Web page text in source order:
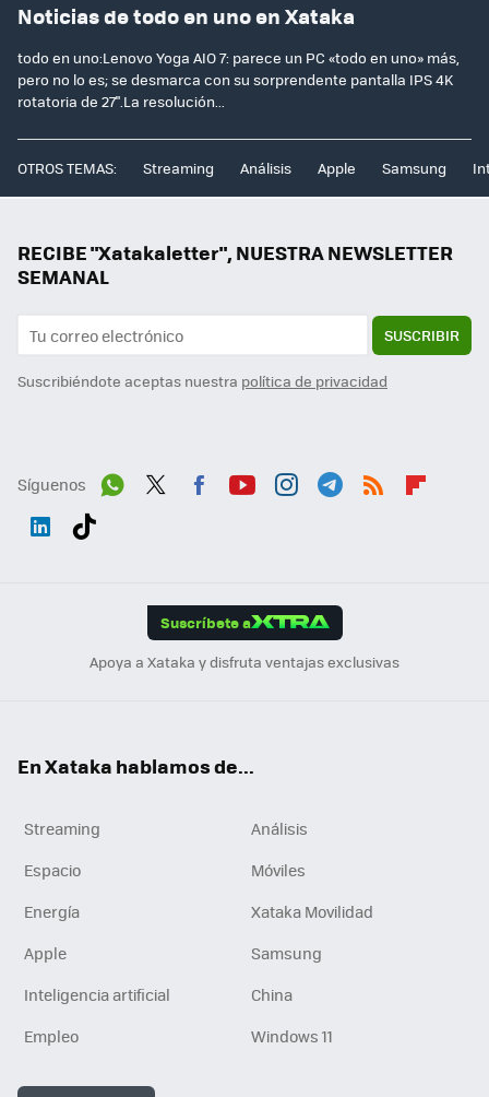
Noticias de todo en uno en Xataka
todo en uno:Lenovo Yoga AIO 7: parece un PC «todo en uno» más,
pero no lo es; se desmarca con su sorprendente pantalla IPS 4K
rotatoria de 27".La resolución...
OTROS TEMAS: Streaming Análisis Apple Samsung
RECIBE "Xatakaletter", NUESTRA NEWSLETTER
SEMANAL
SUSCRIBIR
Suscribiéndote aceptas nuestra política de privacidad
Síguenos
Suscríbete a
Apoya a Xataka y disfruta ventajas exclusivas
En Xataka hablamos de...
Streaming
Análisis
Espacio
Móviles
Energía
Xataka Movilidad
Apple
Samsung
Inteligencia artificial
China
Empleo
Windows 11